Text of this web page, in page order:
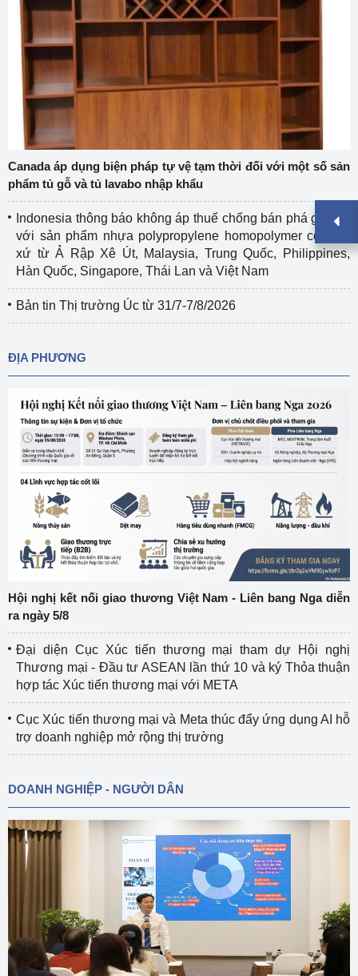
Canada áp dụng biện pháp tự vệ tạm thời đối với một số sản
phẩm tủ gỗ và tủ lavabo nhập khẩu
Indonesia thông báo không áp thuế chống bán phá giá đối
với sản phẩm nhựa polypropylene homopolymer có xuất
xứ từ Ả Rập Xê Út, Malaysia, Trung Quốc, Philippines,
Hàn Quốc, Singapore, Thái Lan và Việt Nam
Bản tin Thị trường Úc từ 31/7-7/8/2026
ĐỊA PHƯƠNG
Hội nghị kết nối giao thương Việt Nam - Liên bang Nga diễn
ra ngày 5/8
Đại diện Cục Xúc tiến thương mại tham dự Hội nghị
Thương mại - Đầu tư ASEAN lần thứ 10 và ký Thỏa thuận
hợp tác Xúc tiến thương mại với META
Cục Xúc tiến thương mại và Meta thúc đẩy ứng dụng AI hỗ
trợ doanh nghiệp mở rộng thị trường
DOANH NGHIỆP - NGƯỜI DÂN